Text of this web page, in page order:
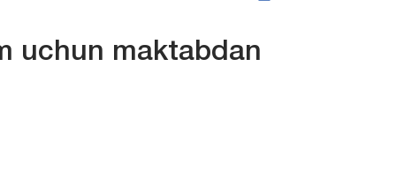
uchun maktabdan